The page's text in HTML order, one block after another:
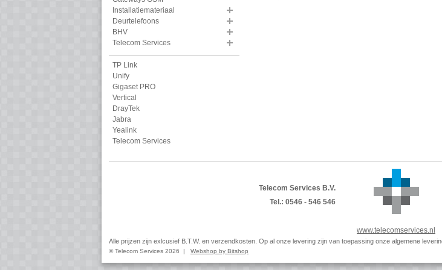
Installatiemateriaal
Deurtelefoons
BHV
Telecom Services
TP Link
Unify
Gigaset PRO
Vertical
DrayTek
Jabra
Yealink
Telecom Services
Zero-
Lokale
Telecom Services B.V.
Tel.: 0546 - 546 546
www.telecomservices.nl
Alle prijzen zijn exlcusief B.T.W. en verzendkosten. Op al onze levering zijn van toepassing onze algemene
© Telecom Services 2026 | Webshop by Bitshop